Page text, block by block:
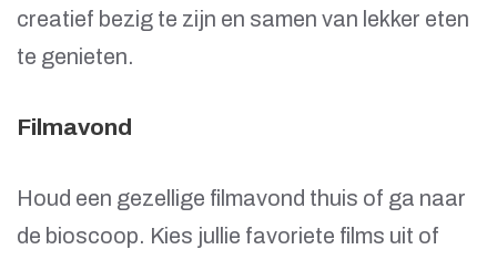
creatief bezig te zijn en samen van lekker eten
te genieten.
Filmavond
Houd een gezellige filmavond thuis of ga naar
de bioscoop. Kies jullie favoriete films uit of